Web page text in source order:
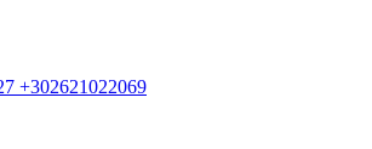
+302621022069